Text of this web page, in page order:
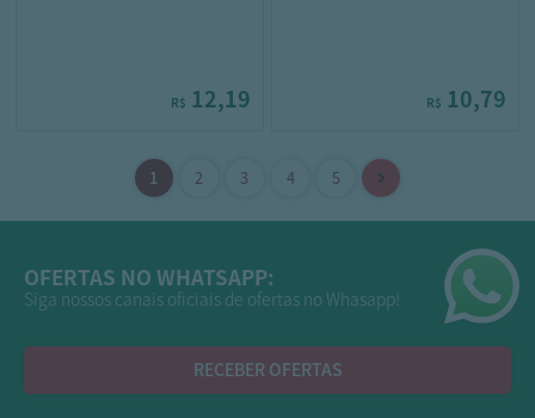
R$ 12,19 R$ 10,79
OFERTAS NO WHATSAPP:
Siga nossos canais oficiais de ofertas no Whasapp!
RECEBER OFERTAS